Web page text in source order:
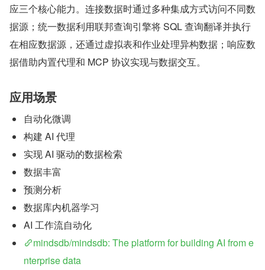
应三个核心能力。连接数据时通过多种集成方式访问不同数
据源；统一数据利用联邦查询引擎将 SQL 查询翻译并执行
在相应数据源，还通过虚拟表和作业处理异构数据；响应数
据借助内置代理和 MCP 协议实现与数据交互。
应用场景
自动化微调
构建 AI 代理
实现 AI 驱动的数据检索
数据丰富
预测分析
数据库内机器学习
AI 工作流自动化
mindsdb/mindsdb: The platform for building AI from e
nterprise data